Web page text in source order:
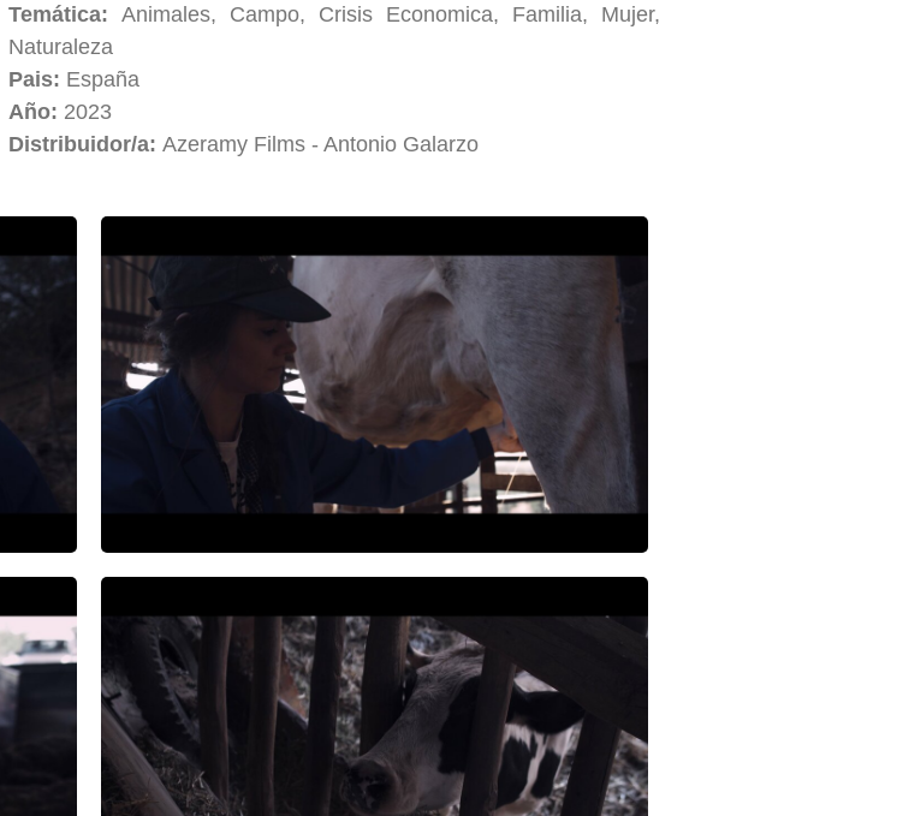
Temática:Animales, Campo, Crisis Economica, Familia, Mujer,
Naturaleza
Pais: España
Año: 2023
Distribuidor/a:Azeramy Films - Antonio Galarzo